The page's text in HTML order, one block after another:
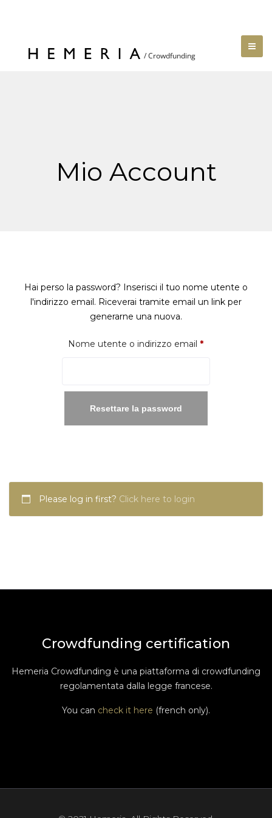
Mio Account
Hai perso la password? Inserisci il tuo nome utente o
l'indirizzo email. Riceverai tramite email un link per
generarne una nuova.
Nome utente o indirizzo email *Richiesto
Resettare la password
Please log in first? Click here to login
Crowdfunding certification
Hemeria Crowdfunding è una piattaforma di crowdfunding
regolamentata dalla legge francese.
You can check it here (french only).